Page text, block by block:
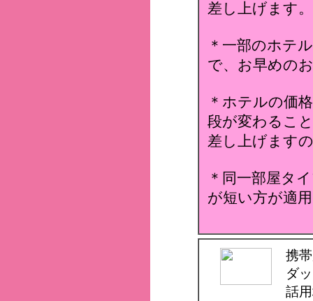
差し上げます
＊一部のホテ
で、お早めの
＊ホテルの価
段が変わるこ
差し上げます
＊同一部屋タ
が短い方が適
携
ダ
話